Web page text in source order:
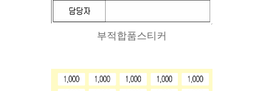
부적합품스티커